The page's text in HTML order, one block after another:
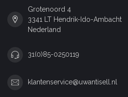
Grotenoord 4
3341 LT Hendrik-Ido-Ambacht
Nederland
31(0)85-0250119
klantenservice@uwantisell.nl